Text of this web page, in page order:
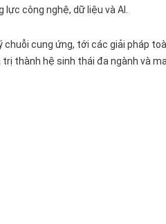
công nghệ, dữ liệu và AI.
cung ứng, tới các giải pháp
thành hệ sinh thái đa ngành và